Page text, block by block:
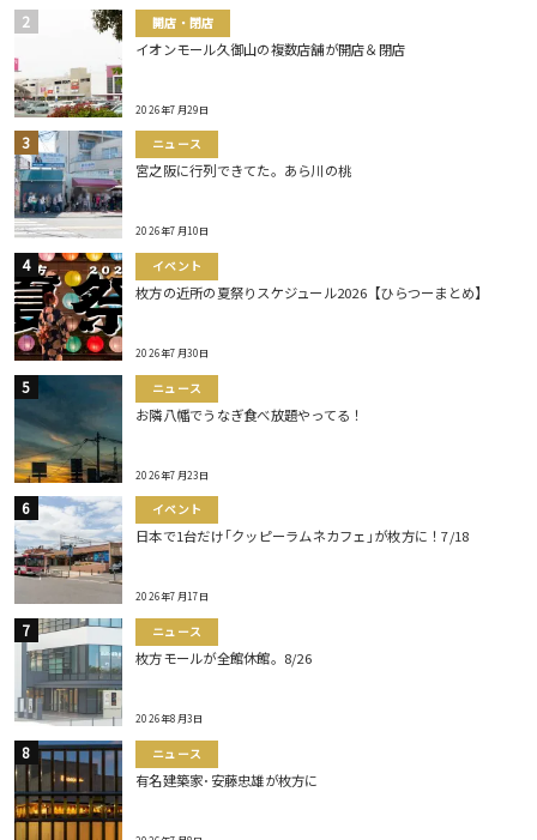
開店・閉店
イオンモール久御山の複数店舗が開店＆閉店
2026年7月29日
ニュース
宮之阪に行列できてた。あら川の桃
2026年7月10日
イベント
枚方の近所の夏祭りスケジュール2026【ひらつーまとめ】
2026年7月30日
ニュース
お隣八幡でうなぎ食べ放題やってる！
2026年7月23日
イベント
日本で1台だけ｢クッピーラムネカフェ｣が枚方に！7/18
2026年7月17日
ニュース
枚方モールが全館休館。8/26
2026年8月3日
ニュース
有名建築家･安藤忠雄が枚方に